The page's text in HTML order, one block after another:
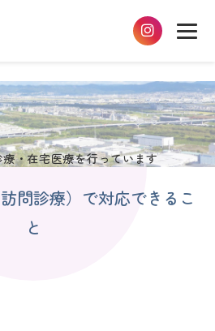
・在宅医療を行っています
問診療）で対応できるこ
と